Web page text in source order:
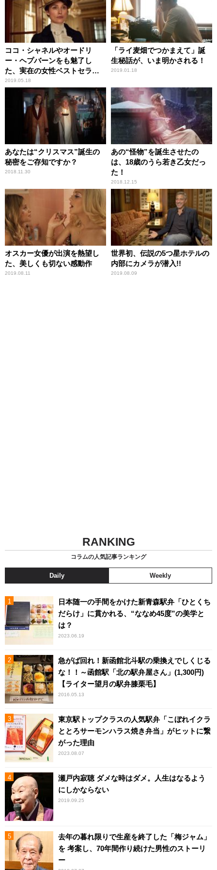
ココ・シャネルやオードリ
ー・ヘプバーンをも魅了し
た、実在の女性ベストセラー
作家とは…
2019.05.18
「ライ麦畑でつかまえて」誕
生秘話が、いま明かされる！
2019.01.18
あなたは“クリスマス”誕生の
秘密をご存知ですか？
2018.11.30
あの“怪物”を誕生させたの
は、18歳のうら若き乙女だっ
た！
2018.12.15
オスカー女優が出演を熱望し
た、美しくも切ない感動作
2019.08.11
世界初、伝説の5つ星ホテルの
内部にカメラが潜入!!
2019.08.09
RANKING
コラムの人気記事ランキング
Daily Weekly
日本随一の手間をかけた新青森駅弁「ひとくち
だらけ」に貫かれる、“ななめ45度”の美学と
は？
2023.06.19
急がば回れ！新函館北斗駅の乗換えでしくじる
な！！～函館駅「北の駅弁屋さん」(1,300円)
【ライター望月の駅弁膝栗毛】
2016.05.13
東京駅トップクラスの人気駅弁「こぼれイクラ
ととろサーモンハラス焼き弁当」がヒットに繋
がった理由
2023.08.07
瀬戸内寂聴 ダメな時はダメ。人生はなるよう
にしかならない
2019.09.25
去年の暮れ限りで生産を終了した「梅ジャム」
を 考案し、70年間作り続けた男性のストーリ
ー